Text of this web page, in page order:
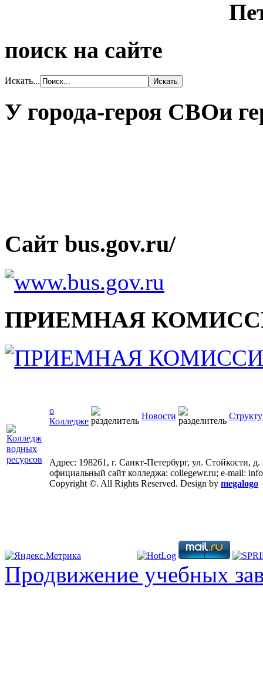
поиск на сайте
Искать...
У города-героя СВОи
Сайт bus.gov.ru/
ПРИЕМНАЯ
о
Колледже
Новости
Адрес: 198261, г. Санкт-Петербург, ул. Стойкости,
официальный сайт колледжа: collegewr.ru; e-mail:
Copyright ©. All Rights Reserved. Design by megalogo
Продвижение учебных